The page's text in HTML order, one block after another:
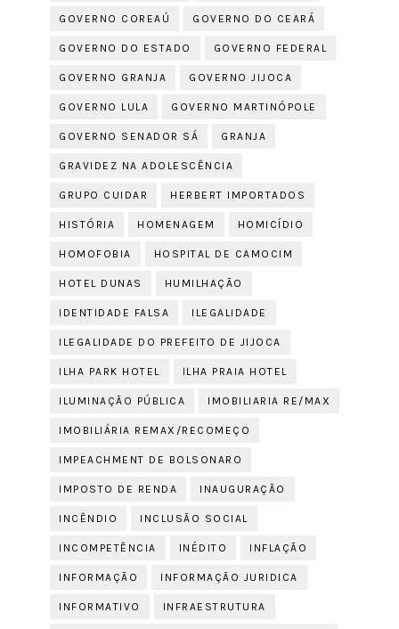
GOVERNO COREAÚ GOVERNO DO CEARÁ
GOVERNO DO ESTADO GOVERNO FEDERAL
GOVERNO GRANJA GOVERNO JIJOCA
GOVERNO LULA GOVERNO MARTINÓPOLE
GOVERNO SENADOR SÁ GRANJA
GRAVIDEZ NA ADOLESCÊNCIA
GRUPO CUIDAR HERBERT IMPORTADOS
HISTÓRIA HOMENAGEM HOMICÍDIO
HOMOFOBIA HOSPITAL DE CAMOCIM
HOTEL DUNAS HUMILHAÇÃO
IDENTIDADE FALSA ILEGALIDADE
ILEGALIDADE DO PREFEITO DE JIJOCA
ILHA PARK HOTEL ILHA PRAIA HOTEL
ILUMINAÇÃO PÚBLICA IMOBILIARIA RE/MAX
IMOBILIÁRIA REMAX/RECOMEÇO
IMPEACHMENT DE BOLSONARO
IMPOSTO DE RENDA INAUGURAÇÃO
INCÊNDIO INCLUSÃO SOCIAL
INCOMPETÊNCIA INÉDITO INFLAÇÃO
INFORMAÇÃO INFORMAÇÃO JURIDICA
INFORMATIVO INFRAESTRUTURA